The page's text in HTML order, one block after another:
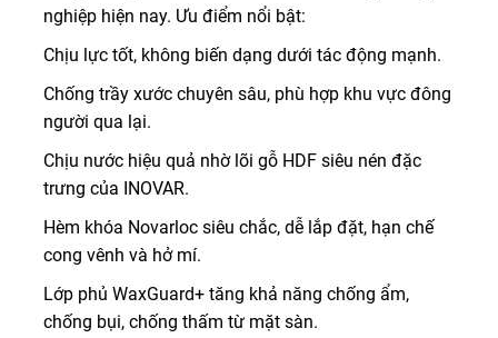
nghiệp hiện nay. Ưu điểm nổi bật:
Chịu lực tốt, không biến dạng dưới tác động mạnh.
Chống trầy xước chuyên sâu, phù hợp khu vực đông
người qua lại.
Chịu nước hiệu quả nhờ lõi gỗ HDF siêu nén đặc
trưng của INOVAR.
Hèm khóa Novarloc siêu chắc, dễ lắp đặt, hạn chế
cong vênh và hở mí.
Lớp phủ WaxGuard+ tăng khả năng chống ẩm,
chống bụi, chống thấm từ mặt sàn.